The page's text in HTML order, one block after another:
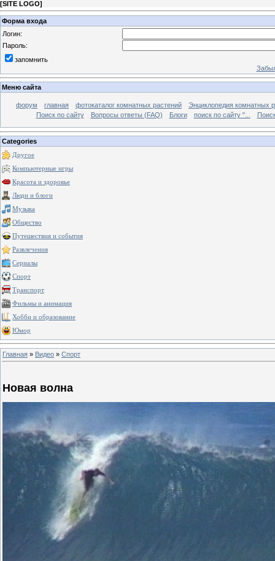
[SITE LOGO]
Форма входа
Логин:
Пароль:
запомнить
Меню сайта
форум главная фотокаталог комнатных растений
Энциклопедия комнатных
Поиск по сайту
Вопросы ответы (FAQ) Блоги поиск по сайту "...
Categories
Другое
Компьютерные игры
Красота и здоровье
Люди и блоги
Музыка
Общество
Путешествия и события
Развлечения
Сериалы
Спорт
Транспорт
Фильмы и анимация
Хобби и образование
Юмор
Главная » Видео » Спорт
Новая волна